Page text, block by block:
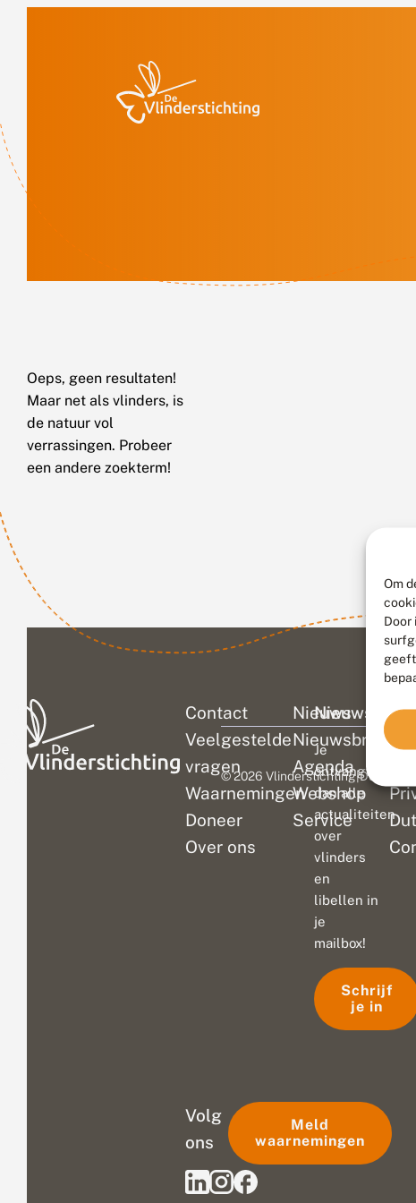
Om
Door
Oeps, geen resultaten!
Maar net als vlinders, is
de natuur vol
verrassingen. Probeer
een andere zoekterm!
Contact
Veelgestelde
vragen
Waarnemingen
Doneer
Over ons
Nieuws
Nieuwsbrief
Agenda
Webshop
Service
Nieuwsbrief
Je
ontvangt
dan alle
actualiteiten
over
vlinders
en
libellen in
je
mailbox!
Schrijf
je in
Volg
ons
Meld
waarnemingen
© 2026 Vlinderstichting|